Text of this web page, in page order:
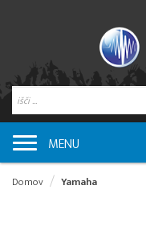
MENU
Domov Yamaha